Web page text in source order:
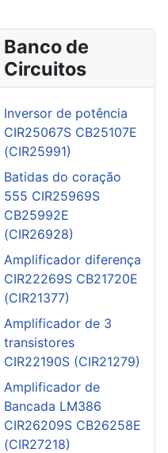
Banco de
Circuitos
Inversor de potência
CIR25067S CB25107E
(CIR25991)
Batidas do coração
555 CIR25969S
CB25992E
(CIR26928)
Amplificador diferença
CIR22269S CB21720E
(CIR21377)
Amplificador de 3
transistores
CIR22190S (CIR21279)
Amplificador de
Bancada LM386
CIR26209S CB26258E
(CIR27218)